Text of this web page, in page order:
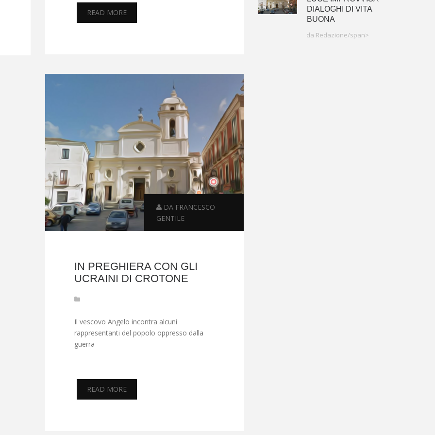
READ MORE
DA FRANCESCO
GENTILE
IN PREGHIERA CON GLI
UCRAINI DI CROTONE
Il vescovo Angelo incontra alcuni
rappresentanti del popolo oppresso dalla
guerra
READ MORE
DIALOGHI DI VITA
BUONA
da Redazione/span>